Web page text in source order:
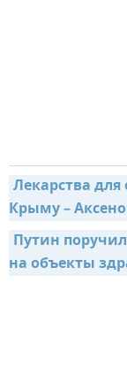
Лекарства
Крыму –
Путин
на объекты